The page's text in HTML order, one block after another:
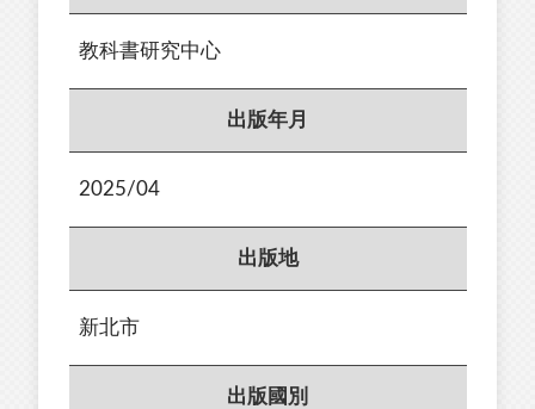
教科書研究中心
出版年月
2025/04
出版地
新北市
出版國別